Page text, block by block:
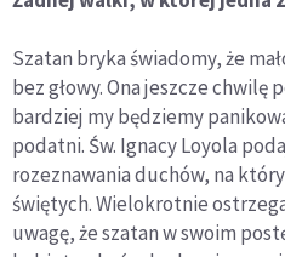
Szatan bryka świadomy, że
bez głowy. Ona jeszcze chwilę
bardziej my będziemy
podatni. Św. Ignacy Loyola
rozeznawania duchów, na
świętych. Wielokrotnie
uwagę, że szatan w swoim